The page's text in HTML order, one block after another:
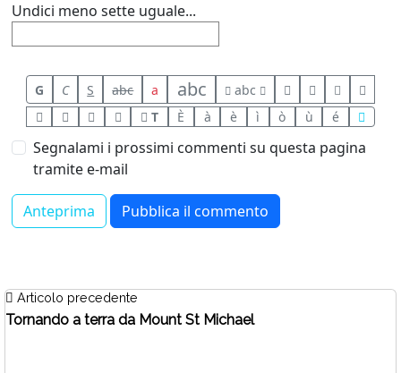
Undici meno sette uguale...
G C S abc a abc
abc
T
È à è ì ò ù é
Segnalami i prossimi commenti su questa pagina
tramite e-mail
Articolo precedente
Tornando a terra da Mount St Michael